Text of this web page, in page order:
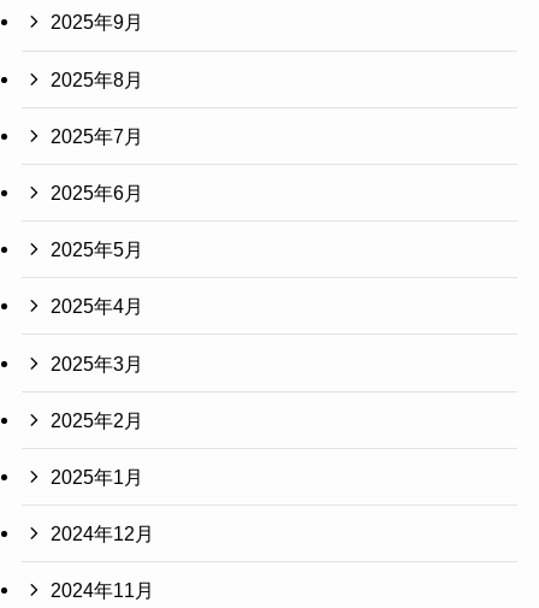
2025年9月
2025年8月
2025年7月
2025年6月
2025年5月
2025年4月
2025年3月
2025年2月
2025年1月
2024年12月
2024年11月